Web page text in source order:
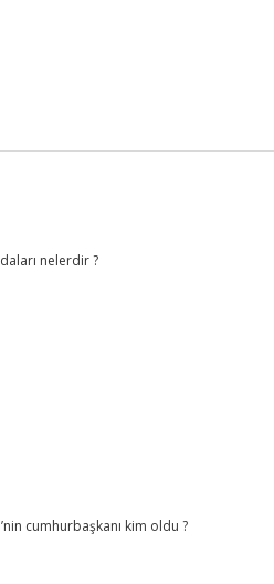
nelerdir ?
cumhurbaşkanı kim oldu ?